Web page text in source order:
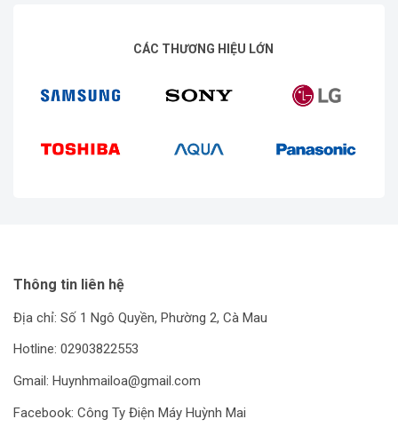
CÁC THƯƠNG HIỆU LỚN
Thông tin liên hệ
Địa chỉ: Số 1 Ngô Quyền, Phường 2, Cà Mau
Hotline: 02903822553
Gmail: Huynhmailoa@gmail.com
Facebook: Công Ty Điện Máy Huỳnh Mai